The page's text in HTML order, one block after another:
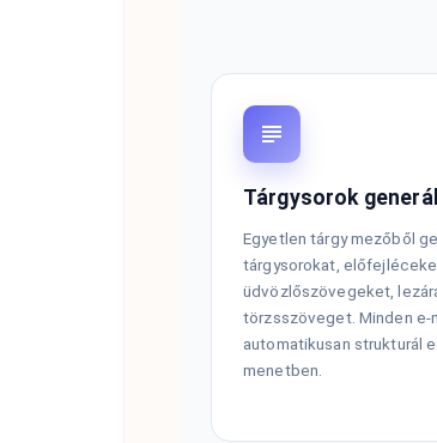
Tárgysorok
Egyetlen tárgy mezőből
tárgysorokat,
üdvözlőszövegeket,
törzsszöveget. Minden e-
automatikusan strukturál
menetben.